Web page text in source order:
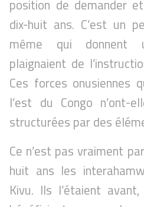
position de demander
dix-huit ans. C’est un
même qui donnent
plaignaient de
Ces forces onusiennes
l’est du Congo n’ont-
structurées par des
Ce n’est pas vraiment
huit ans les
Kivu. Ils l’étaient